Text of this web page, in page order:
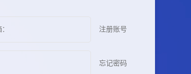
注册账号
忘记密码